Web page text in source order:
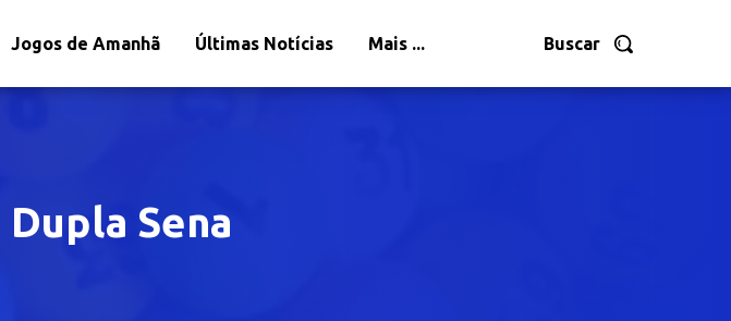
Buscar
Jogos de Amanhã Últimas Notícias Mais ...
Dupla Sena